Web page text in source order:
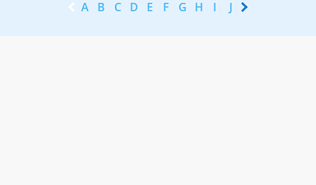
A B C D E F G H I J K